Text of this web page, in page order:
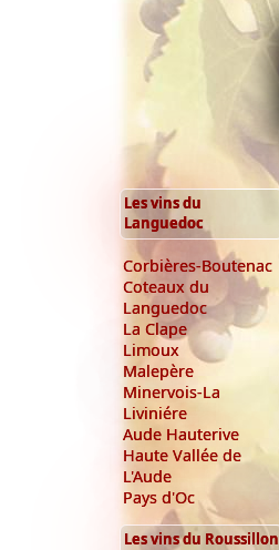
Les vins du
Languedoc
Corbières-Boutenac
Coteaux du
Languedoc
La Clape
Limoux
Malepère
Minervois-La
Liviniére
Aude Hauterive
Haute Vallée de
L'Aude
Pays d'Oc
Les vins du Roussillon